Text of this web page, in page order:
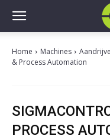
Home Machines
& Process Automation
PROCESS